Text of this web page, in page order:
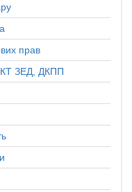
прав
ЗЕД, ДКПП